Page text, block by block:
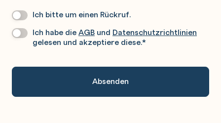
Wir
Sie
Ich bitte um einen Rückruf.
Datenschutz*
Ich habe dieAGB und Datenschutzrichtlinien
gelesen und akzeptiere diese.*